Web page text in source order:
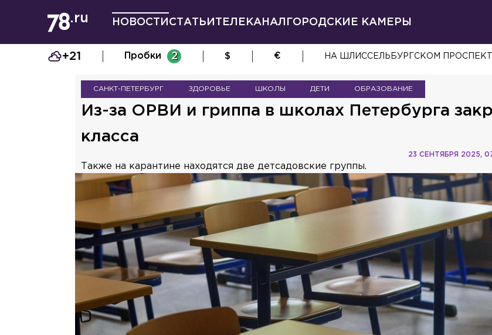
НОВОСТИ СТАТЬИ ТЕЛЕКАНАЛ ГОРОДСКИЕ КАМЕРЫ
+21 Пробки 2 $ € НА ШЛИССЕЛЬБУРГСКОМ
САНКТ-ПЕТЕРБУРГ ЗДОРОВЬЕ ШКОЛЫ ДЕТИ ОБРАЗОВАНИЕ
Из-за ОРВИ и гриппа в школах Петербурга
класса
23 СЕНТЯБРЯ 2025,
Также на карантине находятся две детсадовские группы.